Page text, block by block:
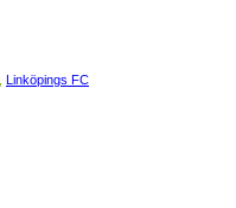
Linköpings FC